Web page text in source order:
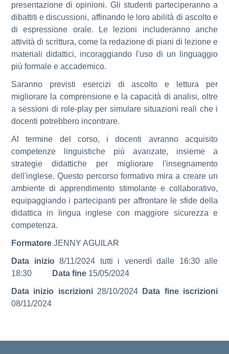
presentazione di opinioni. Gli studenti parteciperanno a
dibattiti e discussioni, affinando le loro abilità di ascolto e
di espressione orale. Le lezioni includeranno anche
attività di scrittura, come la redazione di piani di lezione e
materiali didattici, incoraggiando l'uso di un linguaggio
più formale e accademico.
Saranno previsti esercizi di ascolto e lettura per
migliorare la comprensione e la capacità di analisi, oltre
a sessioni di role-play per simulare situazioni reali che i
docenti potrebbero incontrare.
Al termine del corso, i docenti avranno acquisito
competenze linguistiche più avanzate, insieme a
strategie didattiche per migliorare l'insegnamento
dell'inglese. Questo percorso formativo mira a creare un
ambiente di apprendimento stimolante e collaborativo,
equipaggiando i partecipanti per affrontare le sfide della
didattica in lingua inglese con maggiore sicurezza e
competenza.
Formatore JENNY AGUILAR
Data inizio 8/11/2024 tutti i venerdì dalle 16:30 alle
18:30
Data fine 15/05/2024
Data inizio iscrizioni 28/10/2024
Data fine iscrizioni
08/11/2024